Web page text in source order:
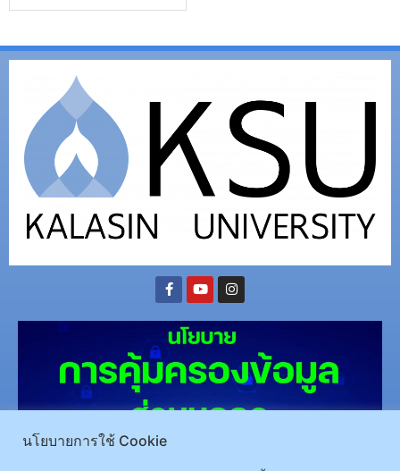
นโยบายการใช้ Cookie